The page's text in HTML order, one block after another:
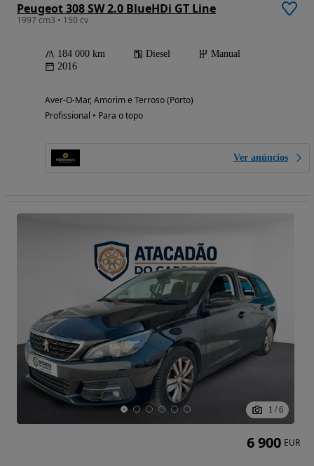
Peugeot 308 SW 2.0 BlueHDi GT Line
1997 cm3 • 150 cv
184 000 km Diesel
Manual
2016
Aver-O-Mar, Amorim e Terroso (Porto)
Profissional • Para o topo
Ver anúncios
1 / 6
6 900 EUR